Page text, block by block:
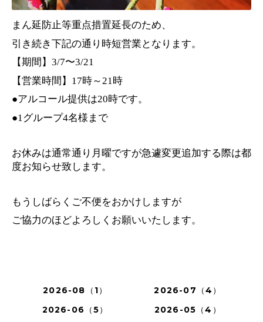
まん延防止等重点措置延長のため、
引き続き下記の通り時短営業となります。
【期間】 3/7〜3/21
【営業時間】 17時～ 21 時
●アルコール提供は20時です。
●1 グループ4名様まで
お休みは通常通り月曜ですが急遽変更追加する際は都
度お知らせ致します。
もうしばらくご不便をおかけしますが
ご協力のほどよろしくお願いいたします。
2026-08（1）
2026-07（4）
2026-06（5）
2026-05（4）